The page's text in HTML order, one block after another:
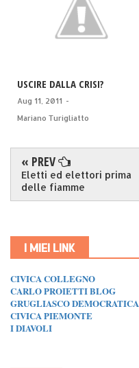
USCIRE DALLA CRISI?
Aug 11, 2011 -
Mariano Turigliatto
« PREV
Eletti ed elettori prima
delle fiamme
I MIEI LINK
CIVICA COLLEGNO
CARLO PROIETTI BLOG
GRUGLIASCO DEMOCRATICA
CIVICA PIEMONTE
I DIAVOLI